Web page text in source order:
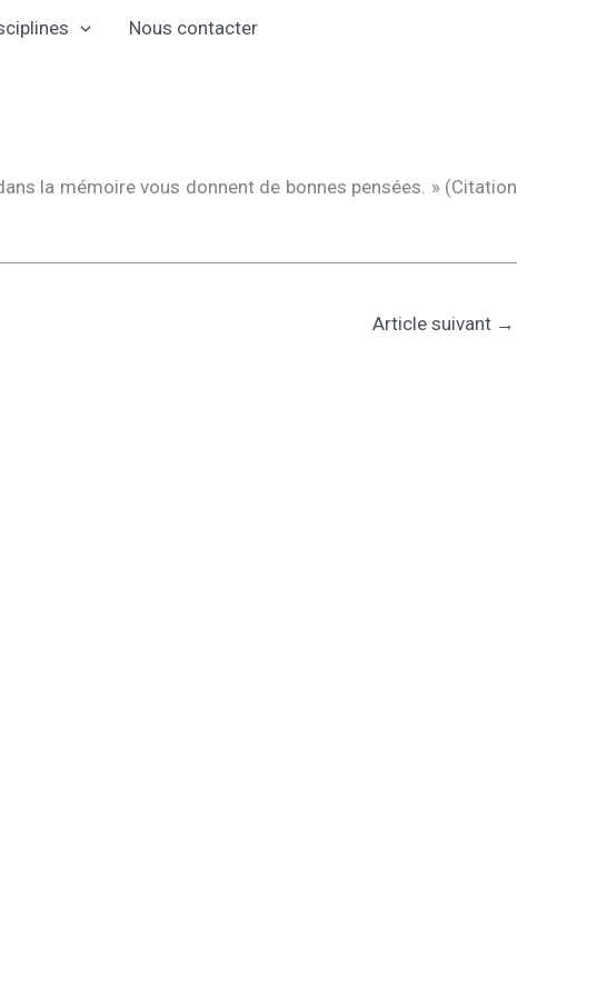
Nous contacter
la mémoire vous donnent de bonnes pensées. » (Citation
Article suivant →